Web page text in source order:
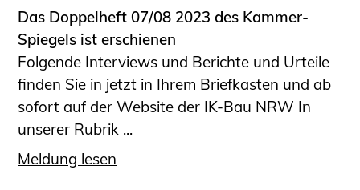
Das Doppelheft 07/08 2023 des Kammer-
Spiegels ist erschienen
Folgende Interviews und Berichte und Urteile
finden Sie in jetzt in Ihrem Briefkasten und ab
sofort auf der Website der IK-Bau NRW In
unserer Rubrik ...
Meldung lesen